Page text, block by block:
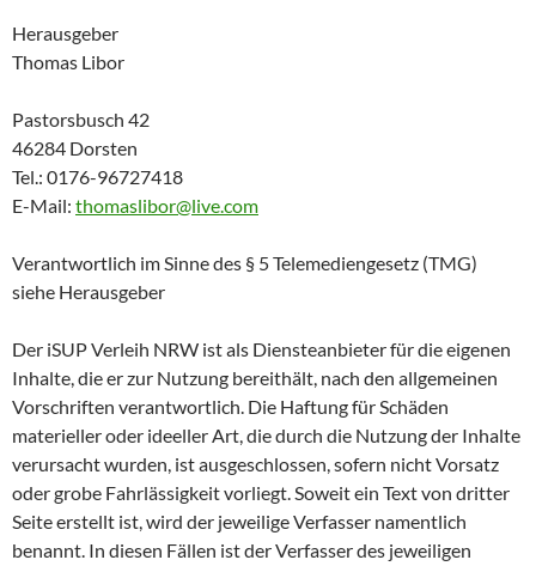
Herausgeber
Thomas Libor
Pastorsbusch 42
46284 Dorsten
Tel.: 0176-96727418
E-Mail: thomaslibor@live.com
Verantwortlich im Sinne des § 5 Telemediengesetz (TMG)
siehe Herausgeber
Der iSUP Verleih NRW ist als Diensteanbieter für die eigenen
Inhalte, die er zur Nutzung bereithält, nach den allgemeinen
Vorschriften verantwortlich. Die Haftung für Schäden
materieller oder ideeller Art, die durch die Nutzung der Inhalte
verursacht wurden, ist ausgeschlossen, sofern nicht Vorsatz
oder grobe Fahrlässigkeit vorliegt. Soweit ein Text von dritter
Seite erstellt ist, wird der jeweilige Verfasser namentlich
benannt. In diesen Fällen ist der Verfasser des jeweiligen